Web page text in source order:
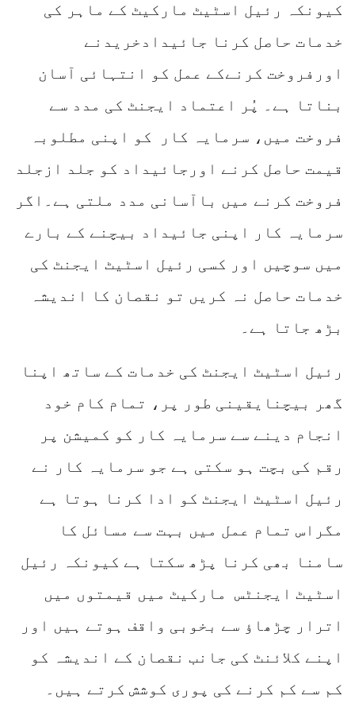
کیونکہ رئیل اسٹیٹ مارکیٹ کے ماہر کی
خدمات حاصل کرنا جائیدادخریدنے
اورفروخت کرنےکے عمل کو انتہائی آسان
بناتا ہے۔ پُر اعتماد ایجنٹ کی مدد سے
فروخت میں، سرمایہ کار کو اپنی مطلوبہ
قیمت حاصل کرنے اورجائیداد کو جلد ازجلد
فروخت کرنے میں باآسانی مدد ملتی ہے۔اگر
سرمایہ کار اپنی جائیداد بیچنے کے بارے
میں سوچیں اور کسی رئیل اسٹیٹ ایجنٹ کی
خدمات حاصل نہ کریں تو نقصان کا اندیشہ
بڑھ جاتا ہے۔
رئیل اسٹیٹ ایجنٹ کی خدمات کے ساتھ اپنا
گھر بیچنایقینی طور پر، تمام کام خود
انجام دینے سے سرمایہ کار کو کمیشن پر
رقم کی بچت ہو سکتی ہے جو سرمایہ کار نے
رئیل اسٹیٹ ایجنٹ کو ادا کرنا ہوتا ہے
مگراس تمام عمل میں بہت سے مسائل کا
سامنا بھی کرنا پڑھ سکتا ہے کیونکہ رئیل
اسٹیٹ ایجنٹس مارکیٹ میں قیمتوں میں
اترار چڑھاؤ سے بخوبی واقف ہوتے ہیں اور
اپنے کلائنٹ کی جانب نقصان کے اندیشہ کو
کم سے کم کرنے کی پوری کوشش کرتے ہیں۔